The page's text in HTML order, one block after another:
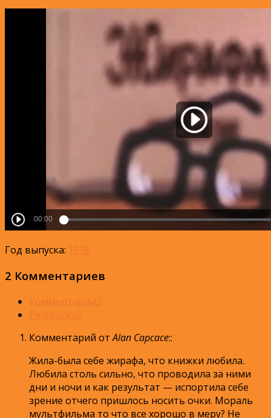
Год выпуска: 1978
2 Комментариев
Комментарии2
Pingbacks0
Комментарий отAlan Capcace::
Жила-была себе жирафа, что книжки любила.
Любила столь сильно, что проводила за ними
дни и ночи и как результат — испортила себе
зрение отчего пришлось носить очки. Мораль
мультфильма то что все хорошо в меру? Не